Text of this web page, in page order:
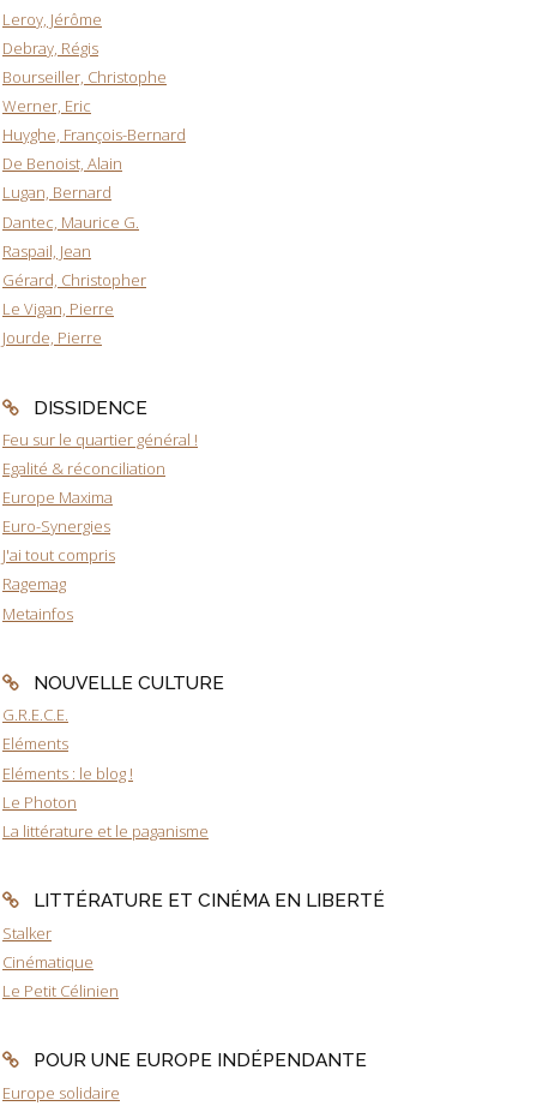
Leroy, Jérôme
Debray, Régis
Bourseiller, Christophe
Werner, Eric
Huyghe, François-Bernard
De Benoist, Alain
Lugan, Bernard
Dantec, Maurice G.
Raspail, Jean
Gérard, Christopher
Le Vigan, Pierre
Jourde, Pierre
DISSIDENCE
Feu sur le quartier général !
Egalité & réconciliation
Europe Maxima
Euro-Synergies
J'ai tout compris
Ragemag
Metainfos
NOUVELLE CULTURE
G.R.E.C.E.
Eléments
Eléments : le blog !
Le Photon
La littérature et le paganisme
LITTÉRATURE ET CINÉMA EN LIBERTÉ
Stalker
Cinématique
Le Petit Célinien
POUR UNE EUROPE INDÉPENDANTE
Europe solidaire